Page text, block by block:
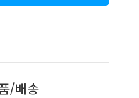
/배송